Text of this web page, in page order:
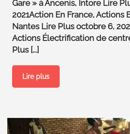
Gare » à Ancenis, Intore Lire
2021Action En France, Actions
Nantes Lire Plus octobre 6,
Actions Électrification de
Plus [...]
Lire plus